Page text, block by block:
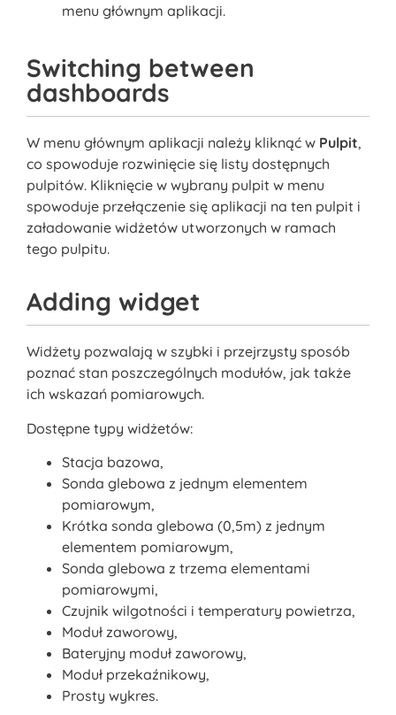
menu głównym aplikacji.
Switching between
dashboards
W menu głównym aplikacji należy kliknąć w Pulpit,
co spowoduje rozwinięcie się listy dostępnych
pulpitów. Kliknięcie w wybrany pulpit w menu
spowoduje przełączenie się aplikacji na ten pulpit i
załadowanie widżetów utworzonych w ramach
tego pulpitu.
Adding widget
Widżety pozwalają w szybki i przejrzysty sposób
poznać stan poszczególnych modułów, jak także
ich wskazań pomiarowych.
Dostępne typy widżetów:
Stacja bazowa,
Sonda glebowa z jednym elementem
pomiarowym,
Krótka sonda glebowa (0,5m) z jednym
elementem pomiarowym,
Sonda glebowa z trzema elementami
pomiarowymi,
Czujnik wilgotności i temperatury powietrza,
Moduł zaworowy,
Bateryjny moduł zaworowy,
Moduł przekaźnikowy,
Prosty wykres.